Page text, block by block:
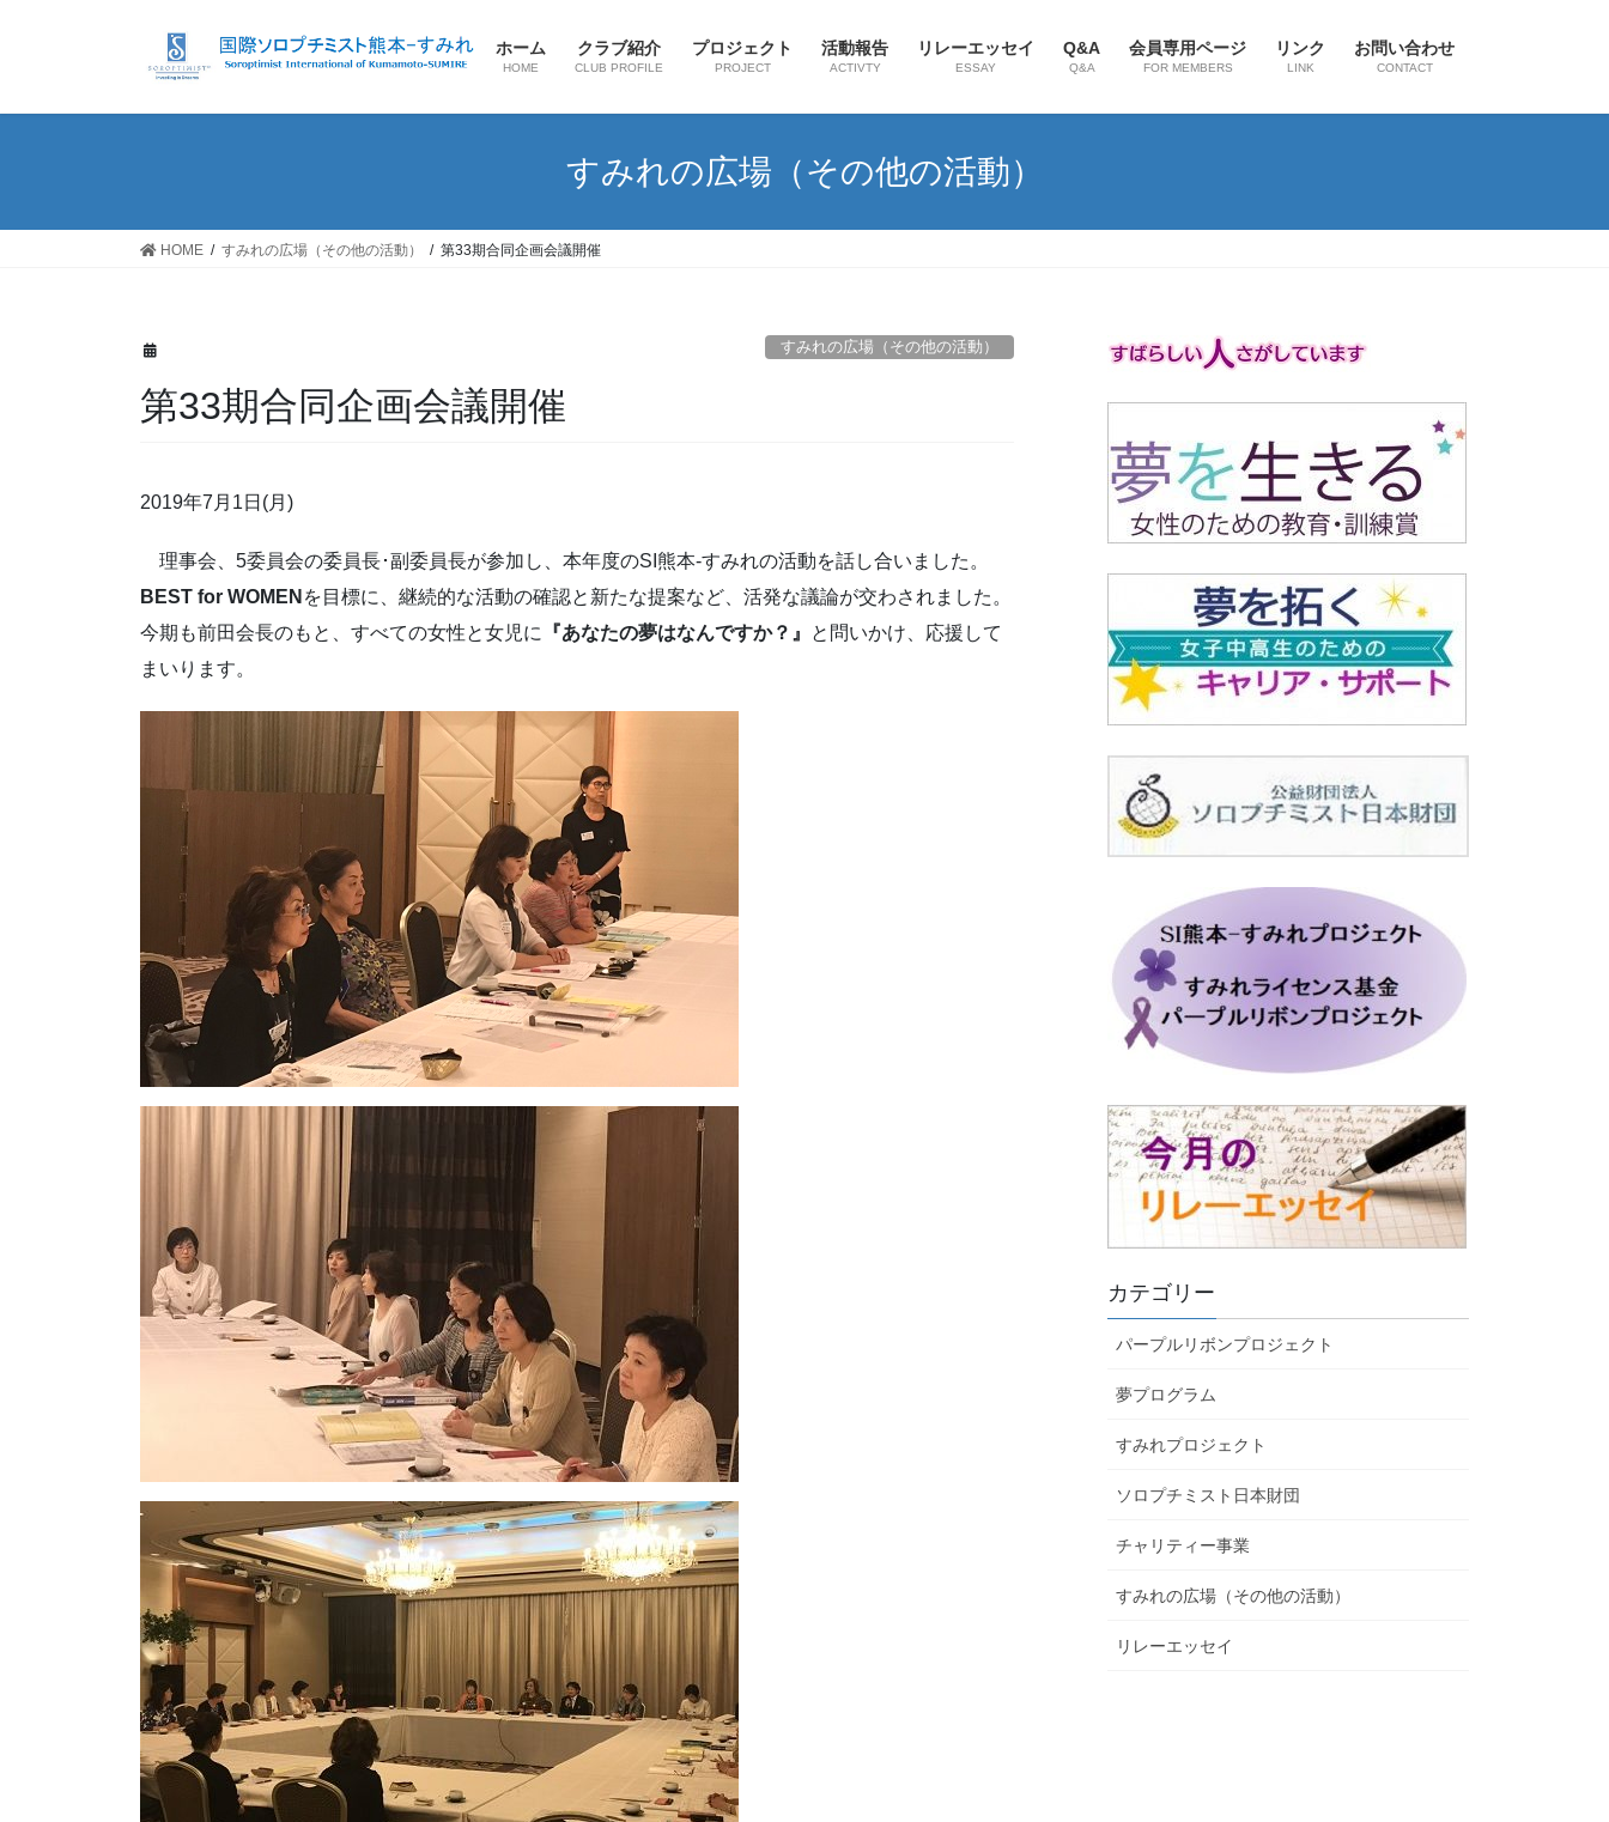
ホーム
HOME
クラブ紹介
CLUB PROFILE
プロジェクト
PROJECT
活動報告
ACTIVTY
リレーエッセイ
ESSAY
Q&A
Q&A
会員専用ページ
FOR MEMBERS
リンク
LINK
お問い合わせ
CONTACT
すみれの広場（その他の活動）
HOME すみれの広場（その他の活動） 第33期合同企画会議開催
すみれの広場（その他の活動）
第33期合同企画会議開催
2019年7月1日(月)
理事会、5委員会の委員長･副委員長が参加し、本年度のSI熊本‐すみれの活動を話し合いました。
BEST for WOMEN を目標に、継続的な活動の確認と新たな提案など、活発な議論が交わされました。
今期も前田会長のもと、すべての女性と女児に
『あなたの夢はなんですか？』
と問いかけ、応援して
まいります。
カテゴリー
パープルリボンプロジェクト
夢プログラム
すみれプロジェクト
ソロプチミスト日本財団
チャリティー事業
すみれの広場（その他の活動）
リレーエッセイ